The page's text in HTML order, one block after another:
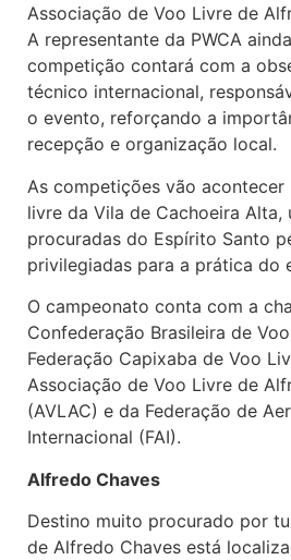
Associação de Voo Livre de
A representante da PWCA
competição contará com a
técnico internacional,
o evento, reforçando a
recepção e organização local.
As competições vão acontecer
livre da Vila de Cachoeira Alta,
procuradas do Espírito Santo
privilegiadas para a prática do
O campeonato conta com a
Confederação Brasileira de
Federação Capixaba de Voo
Associação de Voo Livre de
(AVLAC) e da Federação de
Internacional (FAI).
Alfredo Chaves
Destino muito procurado por
de Alfredo Chaves está